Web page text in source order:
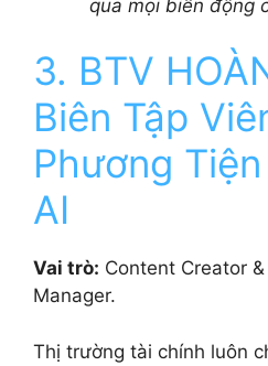
qua mọi biến động
3. BTV
Biên Tập
Phương
AI
Vai trò: Content Creator
Manager.
Thị trường tài chính luôn